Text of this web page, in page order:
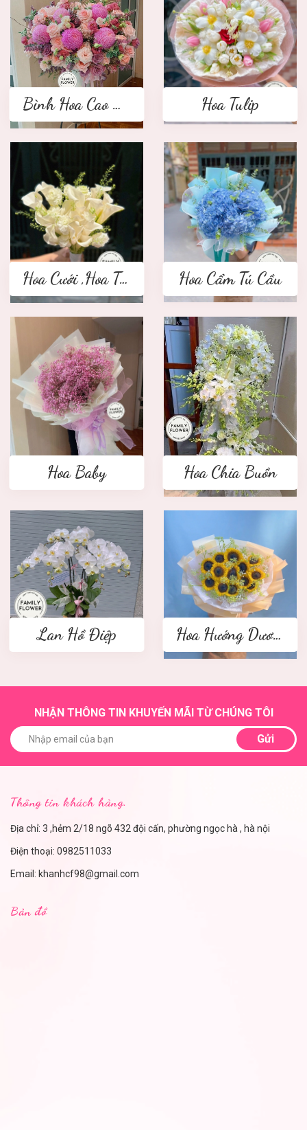
Bình Hoa Cao Cấp Hoa Tulip
Hoa Cưới ,Hoa Tay Cầm Cô Dâu Hoa Cẩm Tú Cầu
Hoa Baby Hoa Chia Buồn
Lan Hồ Điệp Hoa Hướng Dương
NHẬN THÔNG TIN KHUYẾN MÃI TỪ CHÚNG TÔI
Gửi
Thông tin khách hàng.
Địa chỉ: 3 ,hẻm 2/18 ngõ 432 đội cấn, phường ngọc hà , hà nội
Điện thoại: 0982511033
Email: khanhcf98@gmail.com
Bản đồ